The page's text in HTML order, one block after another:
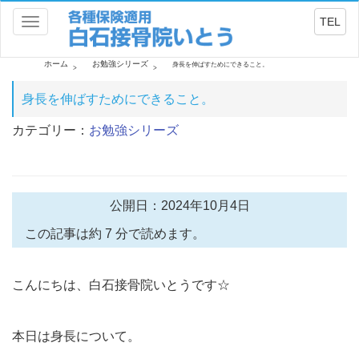
Toggle
navigation
TEL
ホーム お勉強シリーズ 身長を伸ばすためにできること。
身長を伸ばすためにできること。
カテゴリー： お勉強シリーズ
公開日：2024年10月4日
この記事は約 7 分で読めます。
こんにちは、白石接骨院いとうです☆
本日は身長について。